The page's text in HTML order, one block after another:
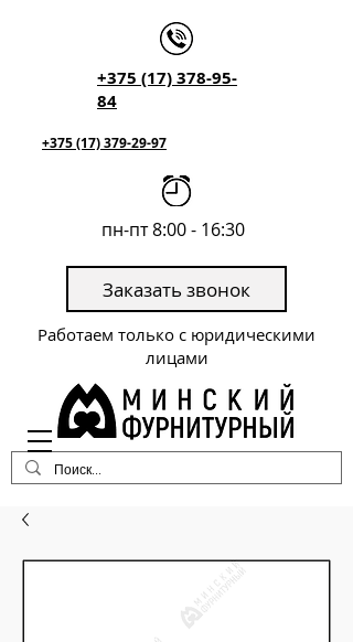
+375 (17) 378-95-
84
Заказать звонок
пн-пт 8:00 - 16:30
Работаем только с юридическими
лицами
+375 (17) 379-29-97